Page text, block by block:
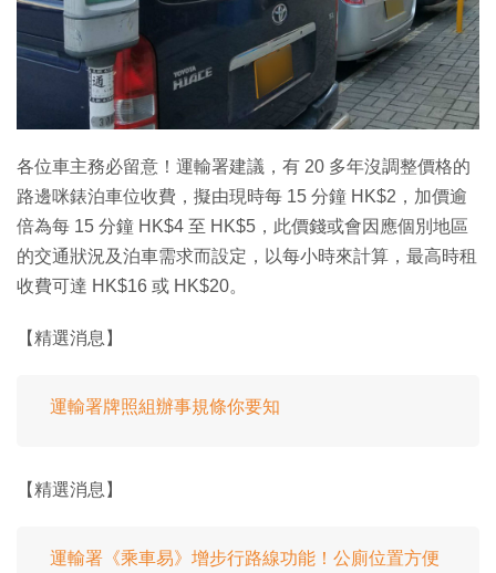
各位車主務必留意！運輸署建議，有 20 多年沒調整價格的
路邊咪錶泊車位收費，擬由現時每 15 分鐘 HK$2，加價逾
倍為每 15 分鐘 HK$4 至 HK$5，此價錢或會因應個別地區
的交通狀況及泊車需求而設定，以每小時來計算，最高時租
收費可達 HK$16 或 HK$20。
【精選消息】
運輸署牌照組辦事規條你要知
【精選消息】
運輸署《乘車易》增步行路線功能！公廁位置方便